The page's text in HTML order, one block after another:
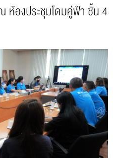
ห้องประชุมโดมคู่ฟ้า ชั้น 4